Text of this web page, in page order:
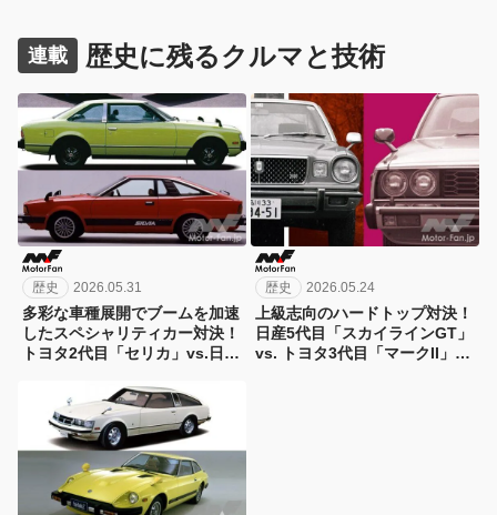
連載 歴史に残るクルマと技術
歴史 2026.05.31
多彩な車種展開でブームを加速
したスペシャリティカー対決！
トヨタ2代目「セリカ」vs.日産
ったライバル対決019】
歴史 2026.05.24
上級志向のハードトップ対決！
日産5代目「スカイラインGT」
vs. トヨタ3代目「マークII」